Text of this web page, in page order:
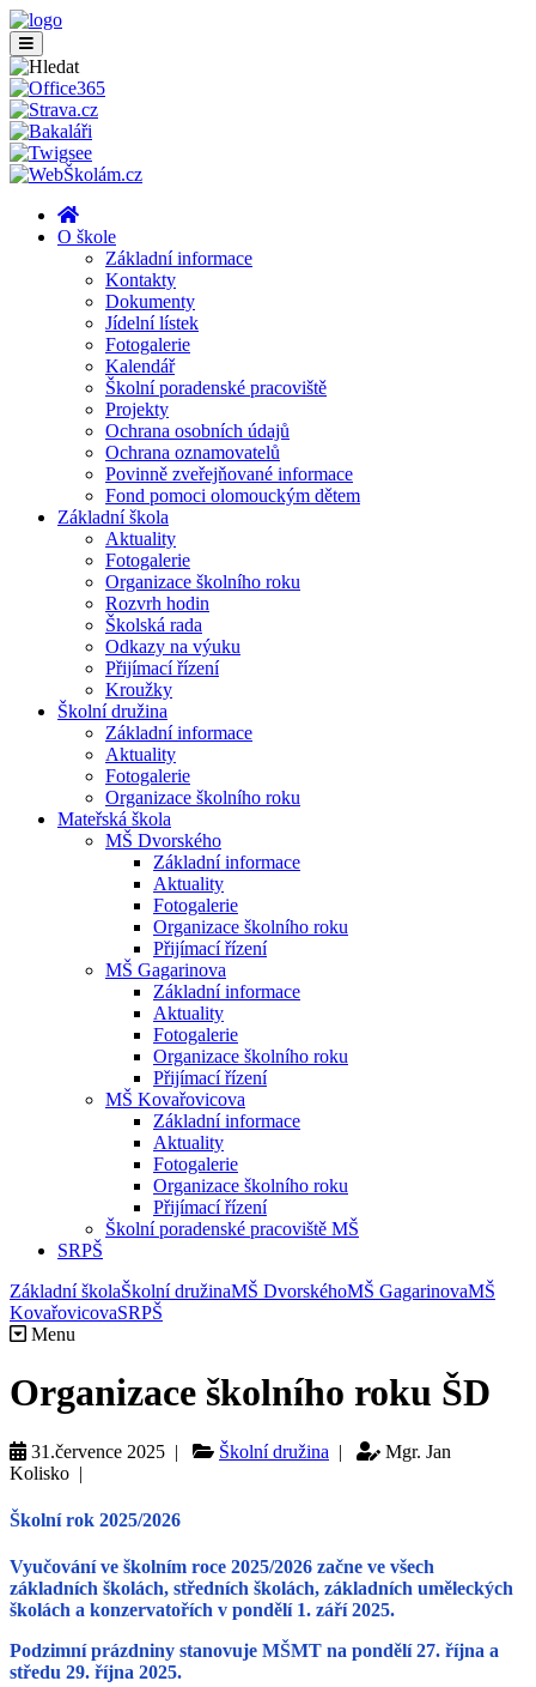
O škole
Základní informace
Kontakty
Dokumenty
Jídelní lístek
Fotogalerie
Kalendář
Školní poradenské pracoviště
Projekty
Ochrana osobních údajů
Ochrana oznamovatelů
Povinně zveřejňované informace
Fond pomoci olomouckým dětem
Základní škola
Aktuality
Fotogalerie
Organizace školního roku
Rozvrh hodin
Školská rada
Odkazy na výuku
Přijímací řízení
Kroužky
Školní družina
Základní informace
Aktuality
Fotogalerie
Organizace školního roku
Mateřská škola
MŠ Dvorského
Základní informace
Aktuality
Fotogalerie
Organizace školního roku
Přijímací řízení
MŠ Gagarinova
Základní informace
Aktuality
Fotogalerie
Organizace školního roku
Přijímací řízení
MŠ Kovařovicova
Základní informace
Aktuality
Fotogalerie
Organizace školního roku
Přijímací řízení
Školní poradenské pracoviště MŠ
SRPŠ
Základní školaŠkolní družinaMŠ DvorskéhoMŠ GagarinovaMŠ
KovařovicovaSRPŠ
Menu
Organizace školního roku ŠD
31.července 2025 | Školní družina |
Mgr. Jan
Kolisko |
Školní rok 2025/2026
Vyučováníve školním roce 2025/2026 začne ve všech
základních školách, středních školách, základních uměleckých
školách a konzervatořích v pondělí 1. září 2025.
Podzimní prázdniny stanovuje MŠMT na pondělí 27. října a
středu 29. října 2025.